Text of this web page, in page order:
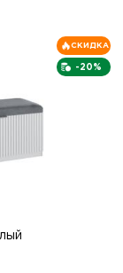
-20%
СКИДКА